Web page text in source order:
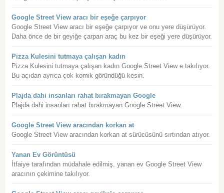
Google Street View aracı bir eşeğe çarpıyor
Google Street View aracı bir eşeğe çarpıyor ve onu yere düşürüyor.
Daha önce de bir geyiğe çarpan araç bu kez bir eşeği yere düşürüyor.
Pizza Kulesini tutmaya çalışan kadın
Pizza Kulesini tutmaya çalışan kadın Google Street View e takılıyor.
Bu açıdan ayrıca çok komik göründüğü kesin.
Plajda dahi insanları rahat bırakmayan Google
Plajda dahi insanları rahat bırakmayan Google Street View.
Google Street View aracından korkan at
Google Street View aracından korkan at sürücüsünü sırtından atıyor.
Yanan Ev Görüntüsü
İtfaiye tarafından müdahale edilmiş, yanan ev Google Street View
aracının çekimine takılıyor.